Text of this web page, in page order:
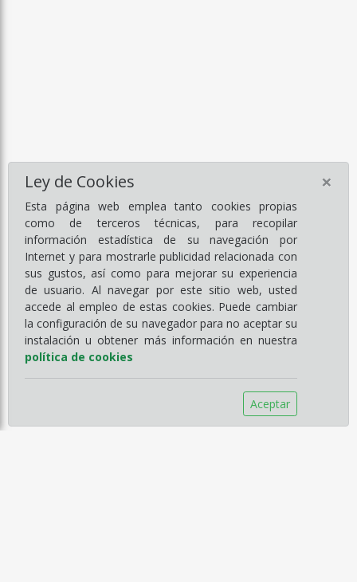
Ley de Cookies
Esta página web emplea tanto cookies propias
como de terceros técnicas, para recopilar
información estadística de su navegación por
Internet y para mostrarle publicidad relacionada con
sus gustos, así como para mejorar su experiencia
de usuario. Al navegar por este sitio web, usted
accede al empleo de estas cookies. Puede cambiar
la configuración de su navegador para no aceptar su
instalación u obtener más información en nuestra
política de cookies
Aceptar
×